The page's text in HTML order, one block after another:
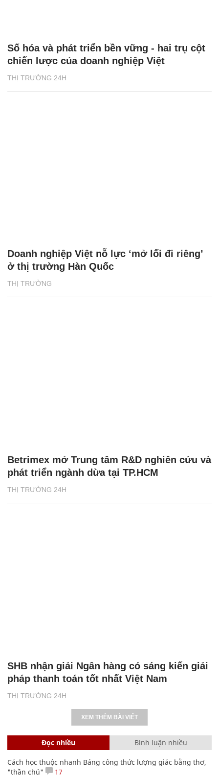
THỊ TRƯỜNG 24H
Số hóa và phát triển bền vững - hai trụ cột
chiến lược của doanh nghiệp Việt
THỊ TRƯỜNG
Doanh nghiệp Việt nỗ lực ‘mở lối đi riêng’
ở thị trường Hàn Quốc
THỊ TRƯỜNG 24H
Betrimex mở Trung tâm R&D nghiên cứu và
phát triển ngành dừa tại TP.HCM
THỊ TRƯỜNG 24H
SHB nhận giải Ngân hàng có sáng kiến giải
pháp thanh toán tốt nhất Việt Nam
XEM THÊM BÀI VIẾT
Đọc nhiều Bình luận nhiều
Cách học thuộc nhanh Bảng công thức lượng giác bằng thơ,
"thần chú"
17